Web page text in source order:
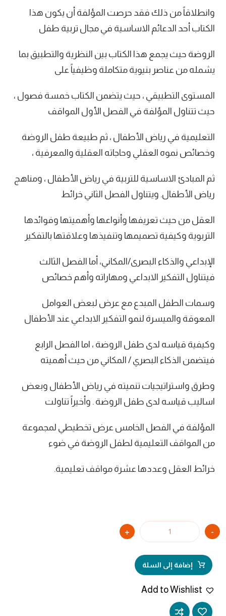
وانطلاقاً من ذلك فقد حرصت المؤلفة أن يكون هذا
الكتاب أحد الدعائم الاساسية في مجال تربية طفل
الروضة حيث يجمع هذا الكتاب بين النظرية والتطبيق بما
يشمله من عناصر بنيوية متكاملة وظيفياً على
المستوى التطبيقي ، حيث يتضمن الكتاب خمسة فصول ،
حيث تتناول المؤلفة في الفصل الأول المواقف
التعليمية في رياض الأطفال ، ثم طبيعة طفل الروضة
وخصائص نموه العقلي وحاجاته العقلية والمعرفية ،
ثم المبادئ الاساسية للتربية في رياض الأطفال ، ومناهج
رياض الأطفال. ويتناول الفصل الثاني خرائط
العقل من حيث تعريفها وأنواعها وأهميتها وفوائدها
التربوية وكيفية تصميمها وتنفيذها وعلاقتها بالتفكير
الإبداعي والذكاء البصرى/المكاني، أما الفصل الثالث
فيتناول التفكير الابداعي ومهاراته وأهم خصائص
وسمات الطفل المبدع مع عرض لبعض العوامل
المعوقة والميسرة لنمو التفكير الابداعي عند الأطفال
وكيفية قياسه لدى طفل الروضة ، اما الفصل الرابع
فيتضمن الذكاء البصري / المكاني من حيث أهميته
وطرق واستراتيجيات تنميته في رياض الأطفال وبعض
اساليب قياسه لدى طفل الروضة . وأخيراً تناولت
المؤلفة في الفصل الخامس عرض تخطيطي لمجموعة
من المواقف التعليمية لطفل الروضة في ضوء
خرائط العقل وعددها عشرة مواقف تعليمية.
-
+
إضافة إلى السلة
Add to Wishlist